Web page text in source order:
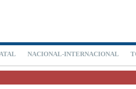
NACIONAL-INTERNACIONAL